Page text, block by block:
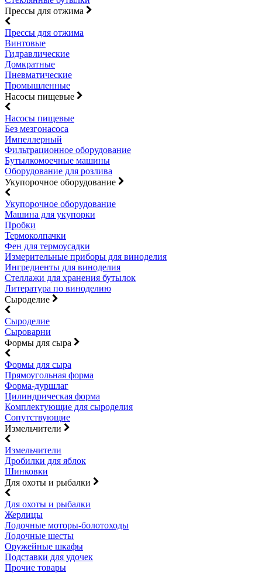
Прессы для отжима
Прессы для отжима
Винтовые
Гидравлические
Домкратные
Пневматические
Промышленные
Насосы пищевые
Насосы пищевые
Без мезгонасоса
Импеллерный
Фильтрационное оборудование
Бутылкомоечные машины
Оборудование для розлива
Укупорочное оборудование
Укупорочное оборудование
Машина для укупорки
Пробки
Термоколпачки
Фен для термоусадки
Измерительные приборы для виноделия
Ингредиенты для виноделия
Стеллажи для хранения бутылок
Литература по виноделию
Сыроделие
Сыроделие
Сыроварни
Формы для сыра
Формы для сыра
Прямоугольная форма
Форма-дуршлаг
Цилиндрическая форма
Комплектующие для сыроделия
Сопутствующие
Измельчители
Измельчители
Дробилки для яблок
Шинковки
Для охоты и рыбалки
Для охоты и рыбалки
Жерлицы
Лодочные моторы-болотоходы
Лодочные шесты
Оружейные шкафы
Подставки для удочек
Прочие товары